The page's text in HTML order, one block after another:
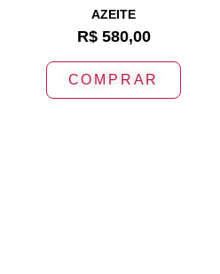
AZEITE
R$580,00
COMPRAR